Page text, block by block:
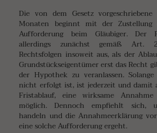
Die von dem Gesetz
Monaten beginnt mit der Zustellung
Aufforderung beim Gläubiger. Der
allerdings zunächst gemäß Art.
Rechtsfolgen insoweit aus, als der
Grundstückseigentümer erst das Recht
der Hypothek zu veranlassen.
nicht erfolgt ist, ist jederzeit und damit
Fristablauf, eine wirksame
möglich. Dennoch empfiehlt sich,
handeln und die Annahmeerklärung
eine solche Aufforderung ergeht.